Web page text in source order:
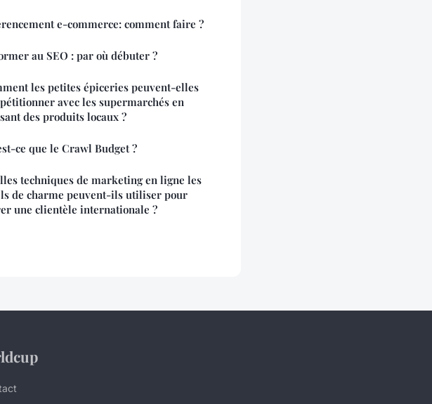
e-commerce: comment faire ?
au SEO : par où débuter ?
les petites épiceries peuvent-elles
avec les supermarchés en
des produits locaux ?
ce que le Crawl Budget ?
techniques de marketing en ligne les
de charme peuvent-ils utiliser pour
une clientèle internationale ?